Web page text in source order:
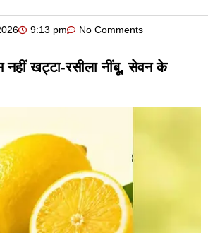
9:13 pm No Comments
नहीं खट्टा-रसीला नींबू, सेवन के